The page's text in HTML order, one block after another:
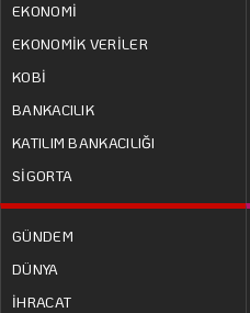
EKONOMİ
EKONOMİK VERİLER
KOBİ
BANKACILIK
KATILIM BANKACILIĞI
SİGORTA
GÜNDEM
DÜNYA
İHRACAT